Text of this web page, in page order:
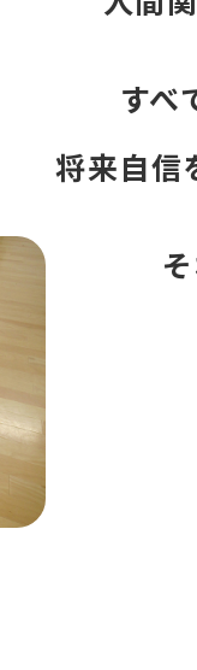
すべ
将来自信